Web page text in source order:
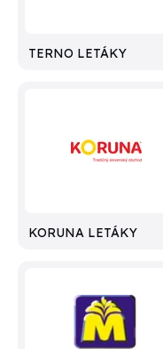
TERNO LETÁKY
KORUNA LETÁKY